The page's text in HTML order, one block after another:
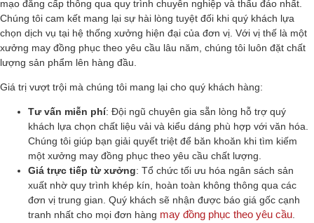
mạo đẳng cấp thông qua quy trình chuyên nghiệp và thấu đáo nhất.
Chúng tôi cam kết mang lại sự hài lòng tuyệt đối khi quý khách lựa
chọn dịch vụ tại hệ thống xưởng hiện đại của đơn vị. Với vị thế là một
xưởng may đồng phục theo yêu cầu lâu năm, chúng tôi luôn đặt chất
lượng sản phẩm lên hàng đầu.
Giá trị vượt trội mà chúng tôi mang lại cho quý khách hàng:
Tư vấn miễn phí: Đội ngũ chuyên gia sẵn lòng hỗ trợ quý
khách lựa chọn chất liệu vải và kiểu dáng phù hợp với văn hóa.
Chúng tôi giúp bạn giải quyết triệt để băn khoăn khi tìm kiếm
một xưởng may đồng phục theo yêu cầu chất lượng.
Giá trực tiếp từ xưởng: Tổ chức tối ưu hóa ngân sách sản
xuất nhờ quy trình khép kín, hoàn toàn không thông qua các
đơn vị trung gian. Quý khách sẽ nhận được báo giá gốc cạnh
tranh nhất cho mọi đơn hàng may đồng phục theo yêu cầu.